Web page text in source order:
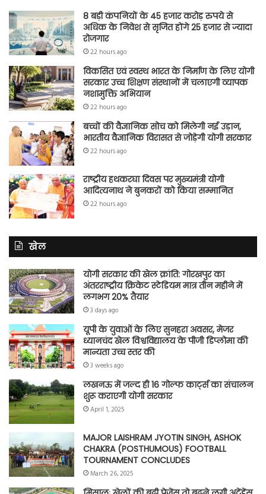
8 बड़ी कंपनियों के 45 हजार करोड़ रुपये से
अधिक के निवेश से सृजित होंगे 25 हजार से ज्यादा
रोजगार
22 hours ago
विकसित एवं स्वस्थ भारत के निर्माण के लिए योगी
सरकार उच्च शिक्षण संस्थानों में चलाएगी व्यापक
नशामुक्ति अभियान
22 hours ago
बच्चों की वैज्ञानिक सोच को मिलेगी नई उड़ान,
भारतीय वैज्ञानिक विरासत से जोड़ेगी योगी सरकार
22 hours ago
राष्ट्रीय हथकरघा दिवस पर मुख्यमंत्री योगी
आदित्यनाथ ने बुनकरों को किया सम्मानित
22 hours ago
खेल
योगी सरकार की खेल क्रांति: गोरखपुर का
अंतरराष्ट्रीय क्रिकेट स्टेडियम मात्र तीन महीने में
लगभग 20% तैयार
3 days ago
यूपी के युवाओं के लिए सुनहरा अवसर, मेजर
ध्यानचंद खेल विश्वविद्यालय के पीजी डिप्लोमा की
मान्यता उच्च स्तर की
3 weeks ago
लखनऊ में जल्द ही 16 गोल्फ कार्ट्स का संचालन
शुरू कराएगी योगी सरकार
April 1, 2025
MAJOR LAISHRAM JYOTIN SINGH, ASHOK
CHAKRA (POSTHUMOUS) FOOTBALL
TOURNAMENT CONCLUDES
March 26, 2025